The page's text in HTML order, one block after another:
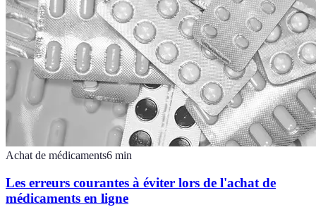
Achat de médicaments6 min
Les erreurs courantes à éviter lors de l'achat de
médicaments en ligne